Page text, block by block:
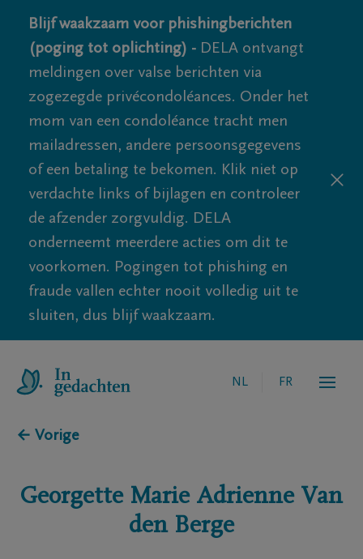
Blijf waakzaam voor phishingberichten
(poging tot oplichting) - DELA ontvangt
meldingen over valse berichten via
zogezegde privécondoléances. Onder het
mom van een condoléance tracht men
mailadressen, andere persoonsgegevens
of een betaling te bekomen. Klik niet op
verdachte links of bijlagen en controleer
de afzender zorgvuldig. DELA
onderneemt meerdere acties om dit te
voorkomen. Pogingen tot phishing en
fraude vallen echter nooit volledig uit te
sluiten, dus blijf waakzaam.
NL FR
← Vorige
Georgette Marie Adrienne Van
den Berge